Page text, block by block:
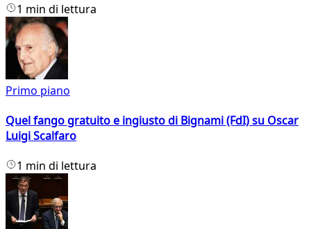
1 min di lettura
Primo piano
Quel fango gratuito e ingiusto di Bignami (FdI) su Oscar
Luigi Scalfaro
1 min di lettura